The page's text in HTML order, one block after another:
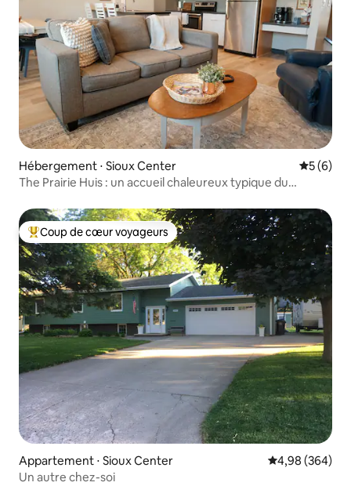
Hébergement ⋅ Sioux Center
5 (6)
The Prairie Huis : un accueil chaleureux typique du
Coups de cœur voyageurs les plus appréciés
Coup de cœur voyageurs
Appartement ⋅ Sioux Center Évaluation
4,98 (364)
Un autre chez-soi